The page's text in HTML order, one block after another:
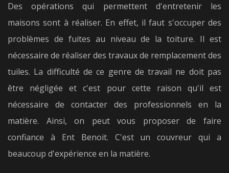
Des opérations qui permettent d'entretenir les
maisons sont à réaliser. En effet, il faut s'occuper des
problèmes de fuites au niveau de la toiture. Il est
nécessaire de réaliser des travaux de remplacement des
tuiles. La difficulté de ce genre de travail ne doit pas
être négligée et c'est pour cette raison qu'il est
nécessaire de contacter des professionnels en la
matière. Ainsi, on peut vous proposer de faire
confiance à Ent Benoit. C'est un couvreur qui a
beaucoup d'expérience en la matière.